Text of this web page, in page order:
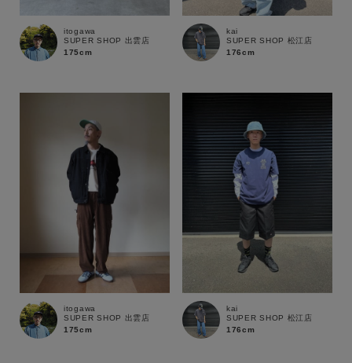
サイズ
itogawa
SUPER SHOP 出雲店
175cm
kai
SUPER SHOP 松江店
176cm
itogawa
SUPER SHOP 出雲店
175cm
kai
SUPER SHOP 松江店
176cm